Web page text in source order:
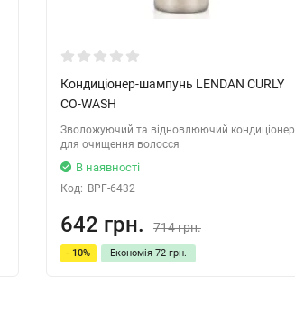
Кондиціонер-шампунь LENDAN CURLY
CO-WASH
Зволожуючий та відновлюючий кондиціонер
для очищення волосся
В наявності
Код: BPF-6432
642 грн. 714 грн.
- 10% Економія 72 грн.